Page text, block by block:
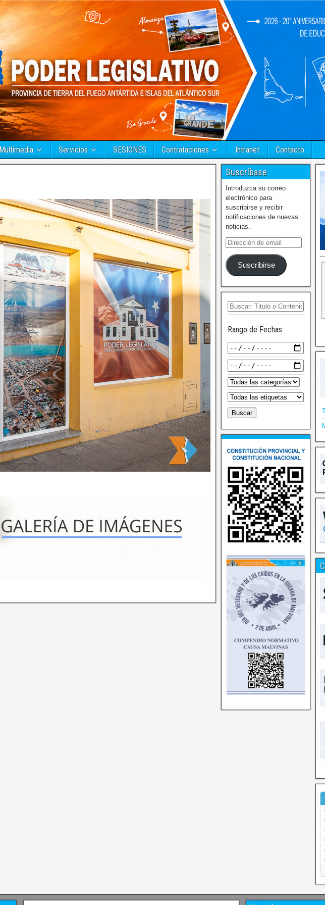
Multimedia Servicios SESIONES Contrataciones Intranet Contacto
Suscríbase
Introduzca su correo
electrónico para
suscribirse y recibir
notificaciones de nuevas
noticias.
Suscribirse
Rango de Fechas